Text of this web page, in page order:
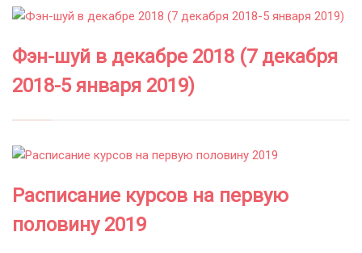
Фэн-шуй в декабре 2018 (7 декабря
2018-5 января 2019)
Расписание курсов на первую
половину 2019